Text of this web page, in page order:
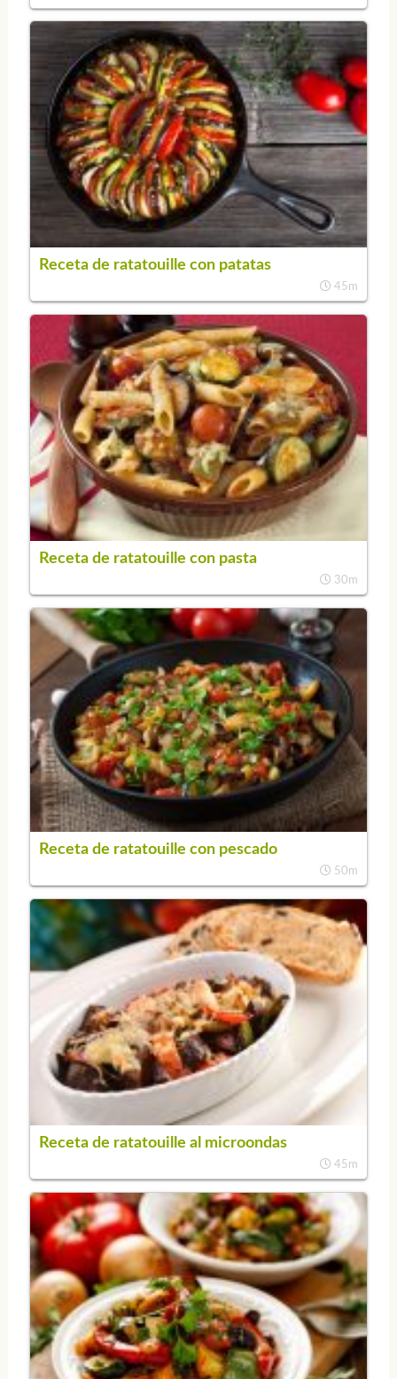
Receta de ratatouille con patatas
45m
Receta de ratatouille con pasta
30m
Receta de ratatouille con pescado
50m
Receta de ratatouille al microondas
45m